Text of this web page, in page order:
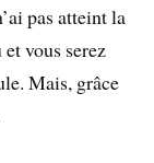
pas atteint la
vous serez
Mais, grâce